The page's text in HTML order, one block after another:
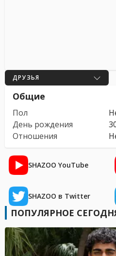
ДРУЗЬЯ
Общие
Пол
День рождения
Отношения
SHAZOO YouTube
SHAZOO в Twitter
ПОПУЛЯРНОЕ